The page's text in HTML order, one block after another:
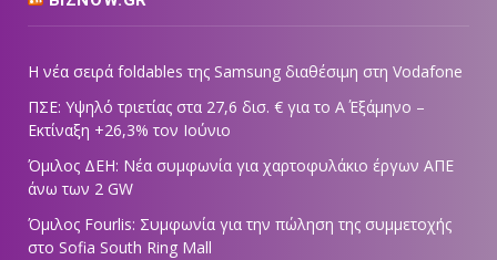
Η νέα σειρά foldables της Samsung διαθέσιμη στη Vodafone
ΠΣΕ: Υψηλό τριετίας στα 27,6 δισ. € για το Α΄ Εξάμηνο –
Εκτίναξη +26,3% τον Ιούνιο
Όμιλος ΔΕΗ: Νέα συμφωνία για χαρτοφυλάκιο έργων ΑΠΕ
άνω των 2 GW
Όμιλος Fourlis: Συμφωνία για την πώληση της συμμετοχής
στο Sofia South Ring Mall